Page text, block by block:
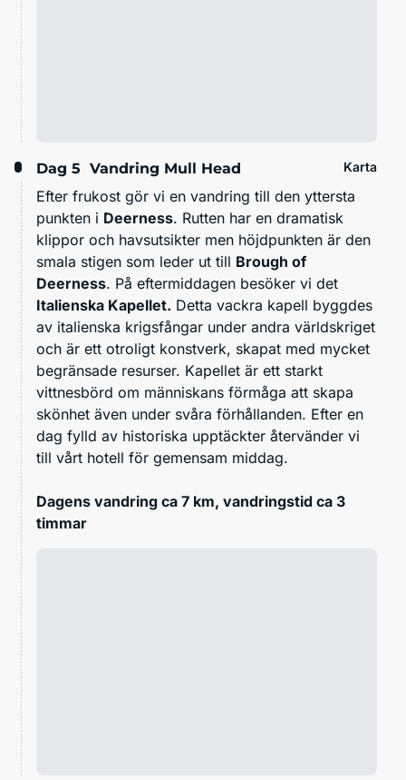
Dag 5 Vandring Mull Head Karta
Efter frukost gör vi en vandring till den yttersta
punkten i Deerness. Rutten har en dramatisk
klippor och havsutsikter men höjdpunkten är den
smala stigen som leder ut till Brough of
Deerness. På eftermiddagen besöker vi det
Italienska Kapellet. Detta vackra kapell byggdes
av italienska krigsfångar under andra världskriget
och är ett otroligt konstverk, skapat med mycket
begränsade resurser. Kapellet är ett starkt
vittnesbörd om människans förmåga att skapa
skönhet även under svåra förhållanden. Efter en
dag fylld av historiska upptäckter återvänder vi
till vårt hotell för gemensam middag.
Dagens vandring ca 7 km, vandringstid ca 3
timmar